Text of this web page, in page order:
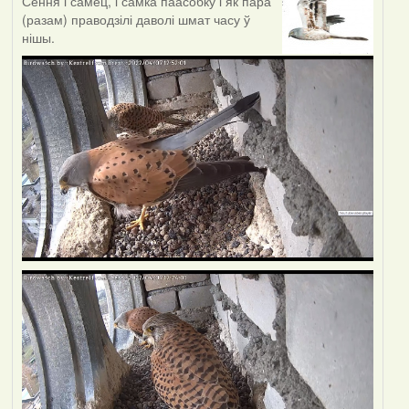
(разам) праводзілі даволі шмат часу ў
нішы.